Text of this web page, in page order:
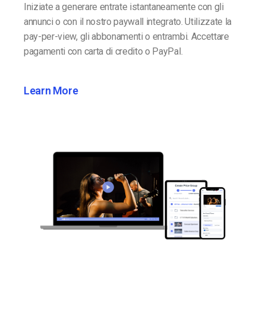
Iniziate a generare entrate istantaneamente con gli
annunci o con il nostro paywall integrato. Utilizzate la
pay-per-view, gli abbonamenti o entrambi. Accettare
pagamenti con carta di credito o PayPal.
Learn More